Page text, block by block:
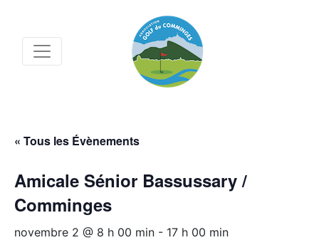
« Tous les Évènements
Amicale Sénior Bassussary /
Comminges
novembre 2 @ 8 h 00 min - 17 h 00 min